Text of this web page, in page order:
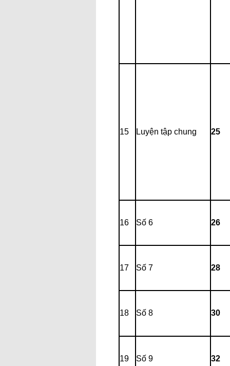
15 Luyện tập chung 25
16 Số 6 26
17 Số 7 28
18 Số 8 30
19 Số 9 32